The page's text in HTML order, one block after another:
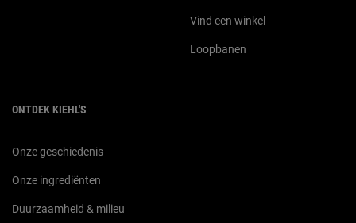
Vind een winkel
Loopbanen
ONTDEK KIEHL'S
Onze geschiedenis
Onze ingrediënten
Duurzaamheid & milieu